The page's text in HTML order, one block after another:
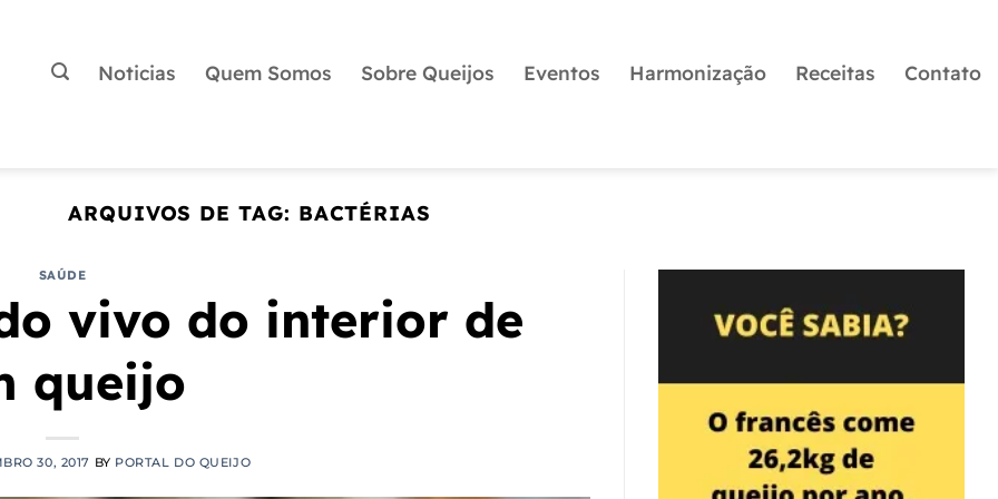
Noticias Quem Somos Sobre Queijos Eventos Harmonização Receitas Contato
ARQUIVOS DE TAG: BACTÉRIAS
SAÚDE
vivo do interior de
queijo
30, 2017 BY PORTAL DO QUEIJO